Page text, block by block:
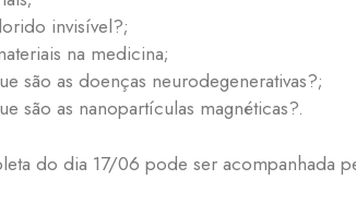
invisível?;
na medicina;
são as doenças neurodegenerativas?;
são as nanopartículas magnéticas?.
do dia 17/06 pode ser acompanhada